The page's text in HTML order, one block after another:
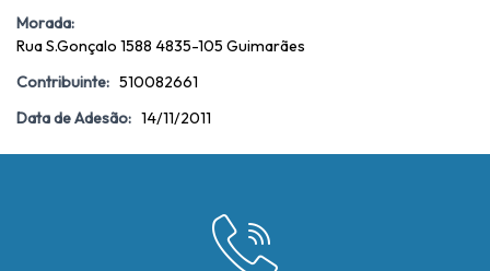
Morada:
Rua S.Gonçalo 1588 4835-105 Guimarães
Contribuinte: 510082661
Data de Adesão: 14/11/2011